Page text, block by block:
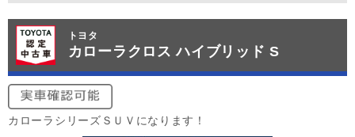
トヨタ
カローラクロス ハイブリッド S
カローラシリーズＳＵＶになります！